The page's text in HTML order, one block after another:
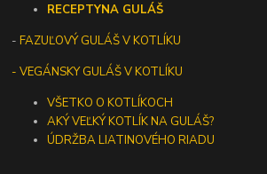
RECEPTYNA GULÁŠ
-FAZUĽOVÝ GULÁŠ V KOTLÍKU
- VEGÁNSKY GULÁŠ V KOTLÍKU
VŠETKO O KOTLÍKOCH
AKÝ VEĽKÝ KOTLÍK NA GULÁŠ?
ÚDRŽBA LIATINOVÉHO RIADU